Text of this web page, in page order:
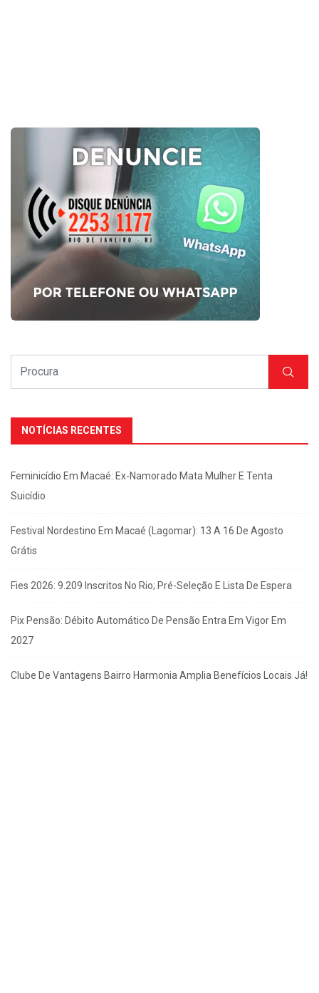
NOTÍCIAS RECENTES
Feminicídio Em Macaé: Ex-Namorado Mata Mulher E Tenta
Suicídio
Festival Nordestino Em Macaé (Lagomar): 13 A 16 De Agosto
Grátis
Fies 2026: 9.209 Inscritos No Rio; Pré-Seleção E Lista De Espera
Pix Pensão: Débito Automático De Pensão Entra Em Vigor Em
2027
Clube De Vantagens Bairro Harmonia Amplia Benefícios Locais Já!